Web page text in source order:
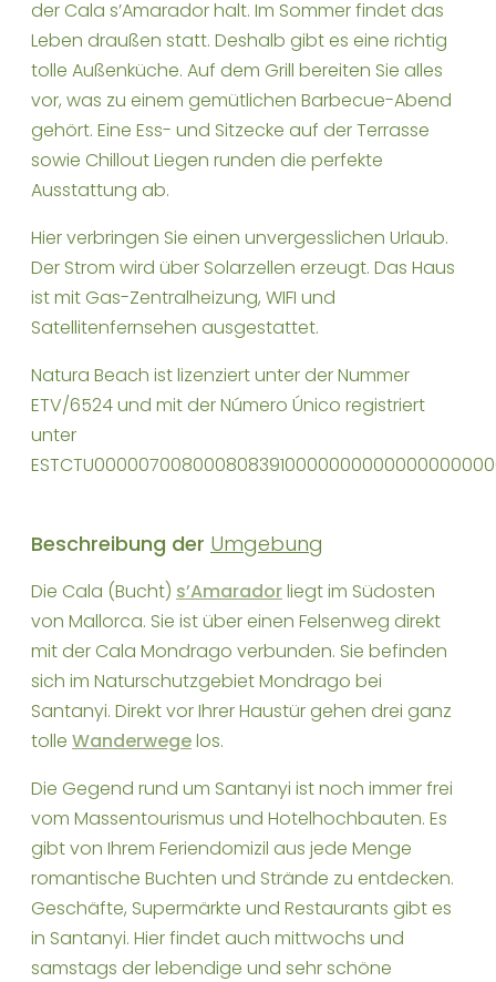
der Cala s’Amarador halt. Im Sommer findet das
Leben draußen statt. Deshalb gibt es eine richtig
tolle Außenküche. Auf dem Grill bereiten Sie alles
vor, was zu einem gemütlichen Barbecue-Abend
gehört. Eine Ess- und Sitzecke auf der Terrasse
sowie Chillout Liegen runden die perfekte
Ausstattung ab.
Hier verbringen Sie einen unvergesslichen Urlaub.
Der Strom wird über Solarzellen erzeugt. Das Haus
ist mit Gas-Zentralheizung, WIFI und
Satellitenfernsehen ausgestattet.
Natura Beach ist lizenziert unter der Nummer
ETV/6524 und mit der Número Único registriert
unter
Beschreibung der Umgebung
Die Cala (Bucht) s’Amaradorliegt im Südosten
von Mallorca. Sie ist über einen Felsenweg direkt
mit der Cala Mondrago verbunden. Sie befinden
sich im Naturschutzgebiet Mondrago bei
Santanyi. Direkt vor Ihrer Haustür gehen drei ganz
tolle Wanderwegelos.
Die Gegend rund um Santanyi ist noch immer frei
vom Massentourismus und Hotelhochbauten. Es
gibt von Ihrem Feriendomizil aus jede Menge
romantische Buchten und Strände zu entdecken.
Geschäfte, Supermärkte und Restaurants gibt es
in Santanyi. Hier findet auch mittwochs und
samstags der lebendige und sehr schöne